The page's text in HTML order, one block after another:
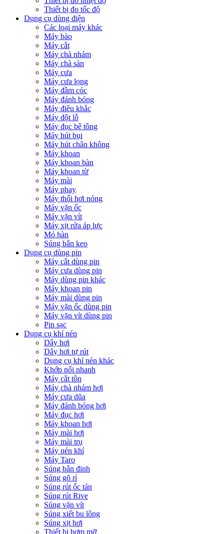
Thiết bị đo tốc độ
Dụng cụ dùng điện
Các loại máy khác
Máy bào
Máy cắt
Máy chà nhám
Máy chà sàn
Máy cưa
Máy cưa lọng
Máy đầm cóc
Máy đánh bóng
Máy điêu khắc
Máy đột lỗ
Máy đục bê tông
Máy hút bụi
Máy hút chân không
Máy khoan
Máy khoan bàn
Máy khoan từ
Máy mài
Máy phay
Máy thổi hơi nóng
Máy vặn ốc
Máy vặn vít
Máy xịt rửa áp lực
Mỏ hàn
Súng bắn keo
Dụng cụ dùng pin
Máy cắt dùng pin
Máy cưa dùng pin
Máy dùng pin khác
Máy khoan pin
Máy mài dùng pin
Máy vặn ốc dùng pin
Máy vặn vít dùng pin
Pin sạc
Dụng cụ khí nén
Dây hơi
Dây hơi tự rút
Dụng cụ khí nén khác
Khớp nối nhanh
Máy cắt tôn
Máy chà nhám hơi
Máy cưa dũa
Máy đánh bóng hơi
Máy đục hơi
Máy khoan hơi
Máy mài hơi
Máy mài trụ
Máy nén khí
Máy Taro
Súng bắn đinh
Súng gõ rỉ
Súng rút ốc tán
Súng rút Rive
Súng vặn vít
Súng xiết bu lông
Súng xịt hơi
Thiết bị bơm mỡ